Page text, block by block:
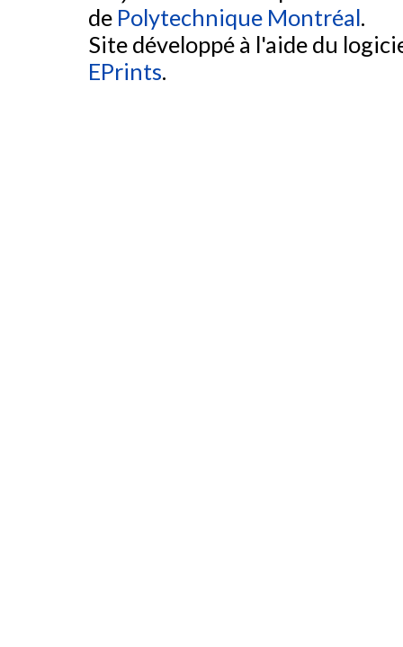
de Polytechnique Montréal.
Site développé à l'aide du
EPrints.